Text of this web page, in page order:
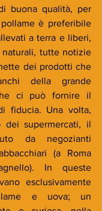
buona qualità, per
è preferibile
a terra e liberi,
tutte notizie
dei prodotti che
della grande
ci può fornire il
fiducia. Una volta,
dei supermercati, il
da negozianti
(a Roma
In queste
esclusivamente
e uova; un